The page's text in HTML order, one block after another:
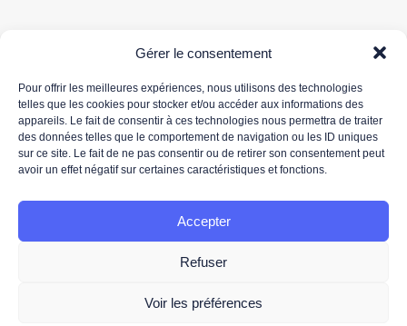
Gérer le consentement
Pour offrir les meilleures expériences, nous utilisons des technologies
telles que les cookies pour stocker et/ou accéder aux informations des
appareils. Le fait de consentir à ces technologies nous permettra de traiter
des données telles que le comportement de navigation ou les ID uniques
sur ce site. Le fait de ne pas consentir ou de retirer son consentement peut
avoir un effet négatif sur certaines caractéristiques et fonctions.
Accepter
Refuser
Voir les préférences
*Votre adresse de messagerie est uniquement utilisée pour vous envoyer notre newsletter
ainsi que des informations concernant les activités de 3DS OUTSCALE. Vous pouvez à tout
politique de protection des données.